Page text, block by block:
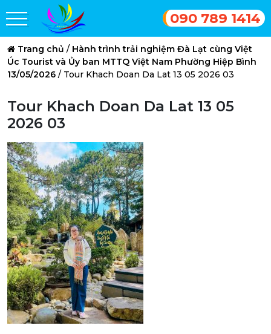
090 789 1414
Trang chủ / Hành trình trải nghiệm Đà Lạt cùng Việt
Úc Tourist và Ủy ban MTTQ Việt Nam Phường Hiệp Bình
13/05/2026 / Tour Khach Doan Da Lat 13 05 2026 03
Tour Khach Doan Da Lat 13 05
2026 03